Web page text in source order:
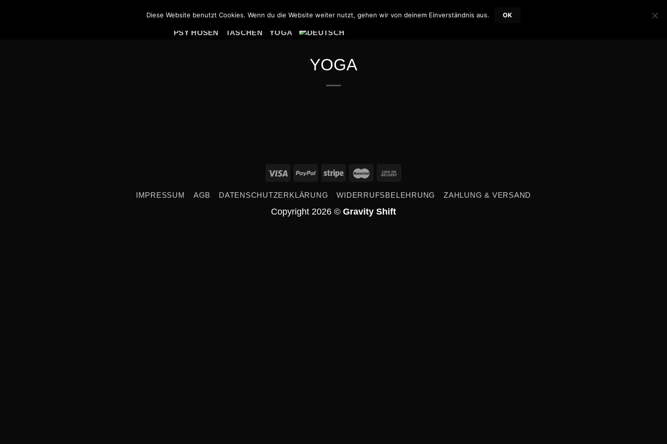
PSY SHIRTS PSY HOODIES PSY JACKEN
PSY HOSEN TASCHEN YOGA
ANMELDEN / REGISTRIEREN WISHLIST 0
YOGA
IMPRESSUM AGB DATENSCHUTZERKLÄRUNG WIDERRUFSBELEHRUNG ZAHLUNG & VERSAND
Copyright 2026 © Gravity Shift
Diese Website benutzt Cookies. Wenn du die Website weiter nutzt, gehen wir von deinem Einverständnis aus. OK